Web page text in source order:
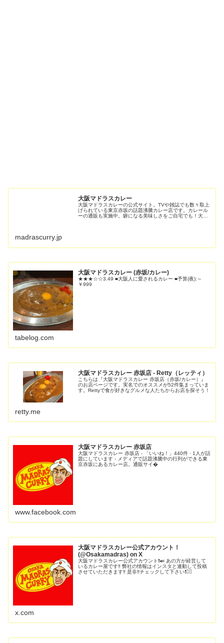
大阪マドラスカレー
大阪マドラスカレーの公式サイト。TVや雑誌でも数々取上
げられている東京赤坂の話題沸騰カレー店です。カレール
ーの通販も実施中。癖になる美味しさをご自宅でも！大事
madrascurry.jp
大阪マドラスカレー (赤坂/カレー)
★★★☆☆3.49 ■大阪人に愛されるカレー ■予算(夜):～
￥999
tabelog.com
大阪マドラスカレー 赤坂店 - Retty（レッティ）
こちらは『大阪マドラスカレー 赤坂店（赤坂/カレー）』
のお店ページです。実名でのオススメが52件集まっていま
す。Rettyで食が好きなグルメな人たちからお店を探そう！
retty.me
大阪マドラスカレー 赤坂店
大阪マドラスカレー 赤坂店 - 「いいね！」440件 · 1人が話
題にしています - メディアで話題沸騰中の行列ができる東
京赤坂にあるカレー店。通販サイ�
www.facebook.com
大阪マドラスカレー公式アカウント！
(@Osakamadras) on X
大阪マドラスカレー公式アカウント❗️🍛 あの方が経営して
いるカレー屋です‼️ 弊社の情報はインスタと連動して投稿
させていただきます‼️ 是非‼️チェックして下さい❗️🙇‍♂️
x.com